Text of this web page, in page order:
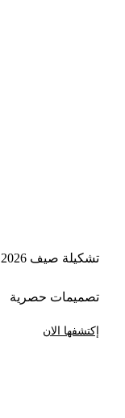
تشكيلة صيف 2026
تصميمات حصرية
إكتشفها الان